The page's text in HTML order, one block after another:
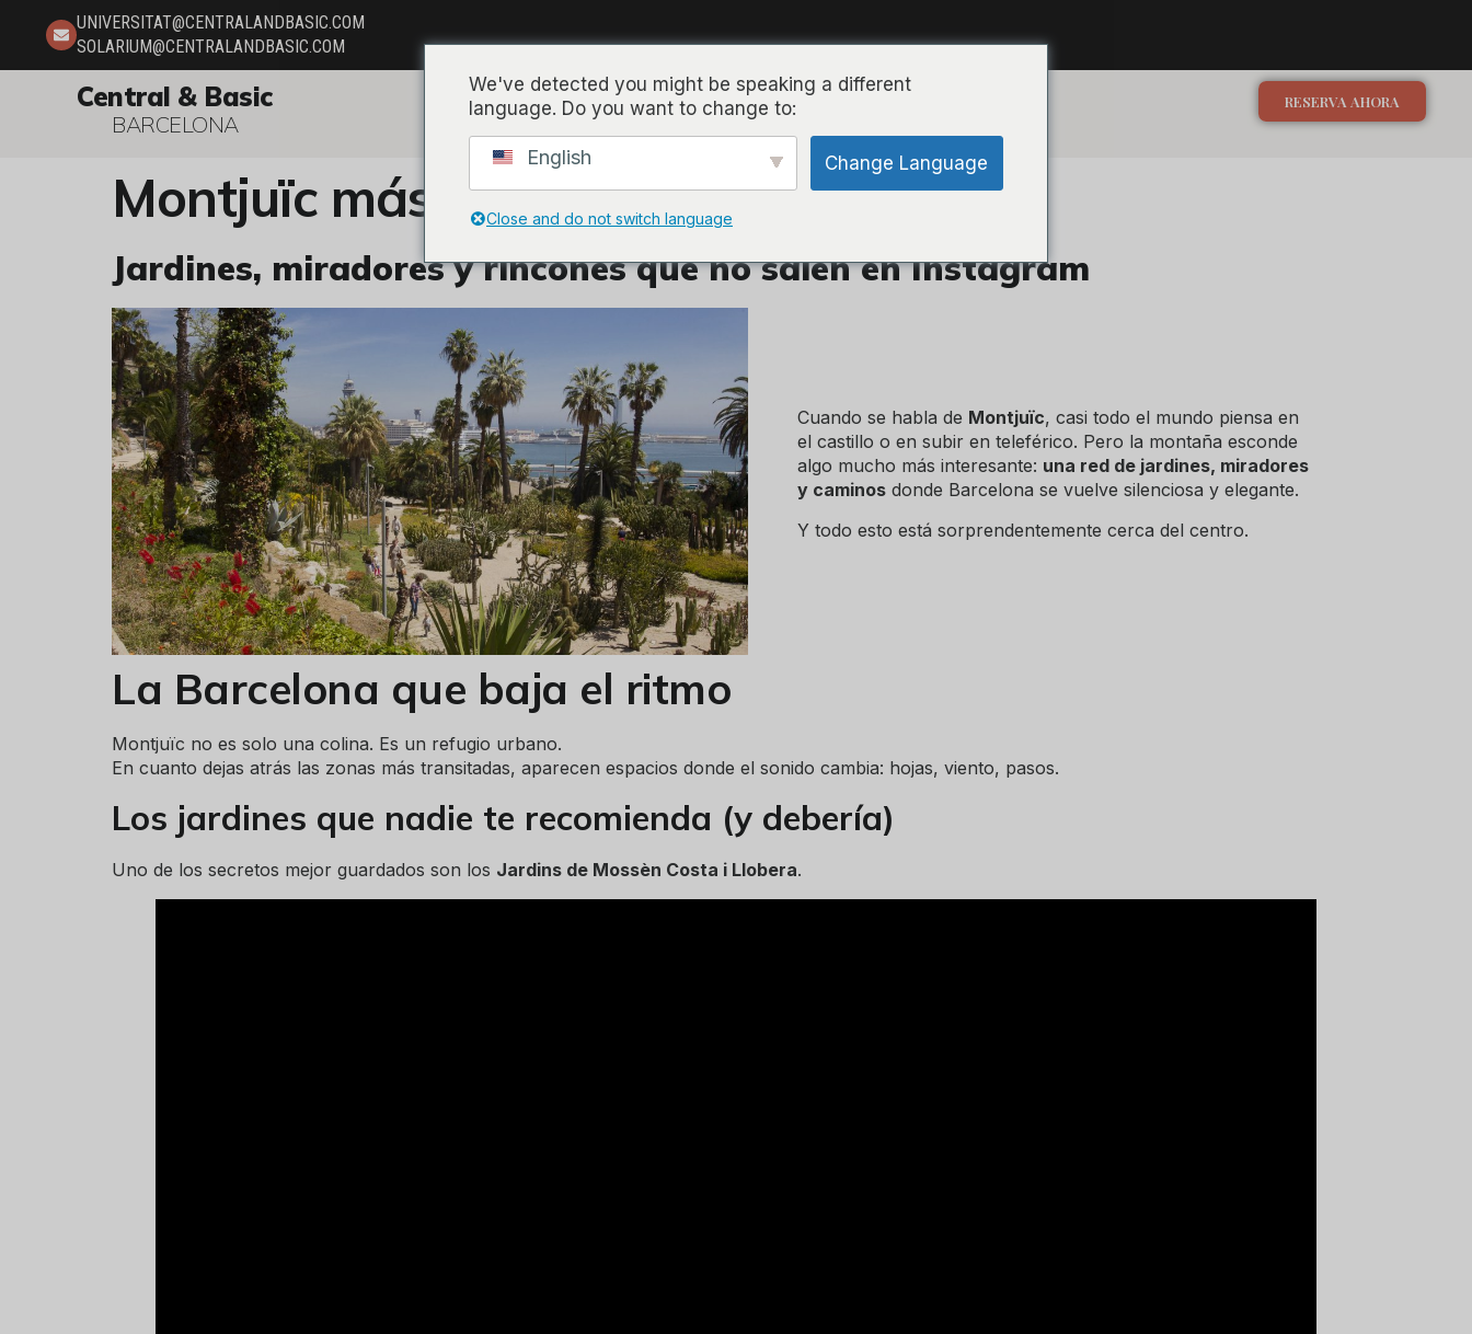
UNIVERSITAT@CENTRALANDBASIC.COM
SOLARIUM@CENTRALANDBASIC.COM
Central & Basic
BARCELONA Home Hostal Universitat
RESERVA AHORA
Montjuïc más allá del castillo:
Jardines, miradores y rincones que no salen en Instagram
Cuando se habla de Montjuïc, casi todo el mundo piensa en
el castillo o en subir en teleférico. Pero la montaña esconde
algo mucho más interesante: una red de jardines, miradores
y caminos donde Barcelona se vuelve silenciosa y elegante.
Y todo esto está sorprendentemente cerca del centro.
La Barcelona que baja el ritmo
Montjuïc no es solo una colina. Es un refugio urbano.
En cuanto dejas atrás las zonas más transitadas, aparecen espacios donde el sonido cambia: hojas, viento, pasos.
Los jardines que nadie te recomienda (y debería)
Uno de los secretos mejor guardados son los Jardins de Mossèn Costa i Llobera.
We've detected you might be speaking a different
language. Do you want to change to:
English Change Language
Close and do not switch language